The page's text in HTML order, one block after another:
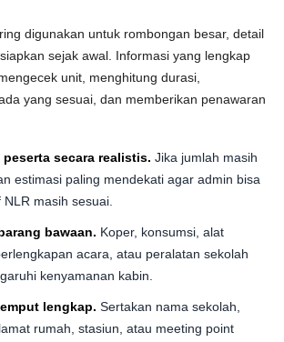
digunakan untuk rombongan besar, detail
sejak awal. Informasi yang lengkap
unit, menghitung durasi,
yang sesuai, dan memberikan penawaran
secara realistis. Jika jumlah masih
estimasi paling mendekati agar admin bisa
masih sesuai.
bawaan. Koper, konsumsi, alat
acara, atau peralatan sekolah
kenyamanan kabin.
lengkap. Sertakan nama sekolah,
rumah, stasiun, atau meeting point